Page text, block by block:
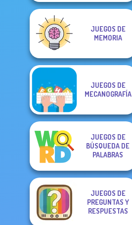
JUEGOS DE
MEMORIA
JUEGOS DE
MECANOGRAFÍA
JUEGOS DE
BÚSQUEDA DE
PALABRAS
JUEGOS DE
PREGUNTAS Y
RESPUESTAS